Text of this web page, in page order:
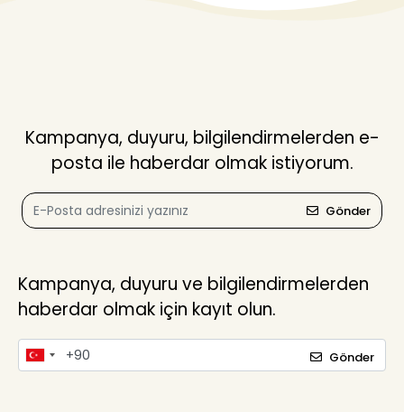
Kampanya, duyuru, bilgilendirmelerden e-
posta ile haberdar olmak istiyorum.
Gönder
Kampanya, duyuru ve bilgilendirmelerden
haberdar olmak için kayıt olun.
Gönder